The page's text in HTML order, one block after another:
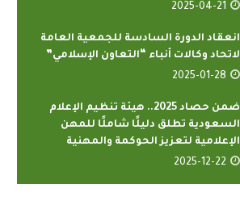
2025-04-21
انعقاد الدورة السادسة للجمعية العامة
لاتحاد وكالات أنباء “التعاون الإسلامي”
2025-01-28
ضمن حصاد 2025.. هيئة تنظيم الإعلام
السعودية تطلق دليلًا شاملًا للمهن
الإعلامية لتعزيز الحوكمة والمهنية
2025-12-22